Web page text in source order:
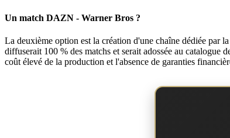
Un match DAZN - Warner Bros ?
La deuxième option est la création d'une chaîne dédiée par
diffuserait 100 % des matchs et serait adossée au
coût élevé de la production et l'absence de garanties